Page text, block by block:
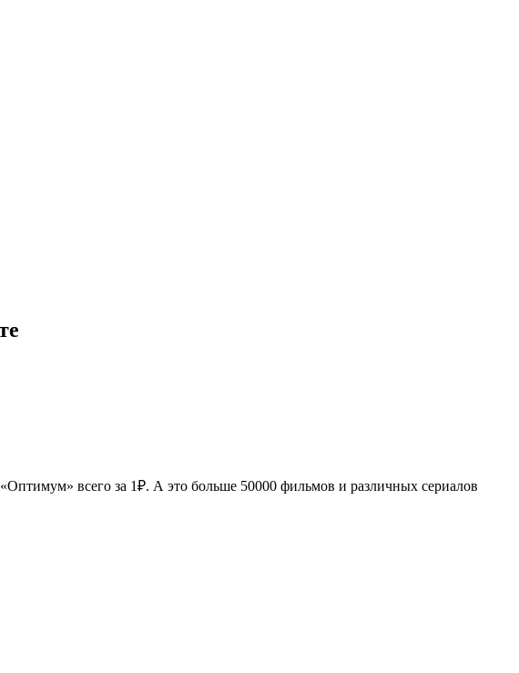
всего за 1₽. А это больше 50000 фильмов и различных сериалов